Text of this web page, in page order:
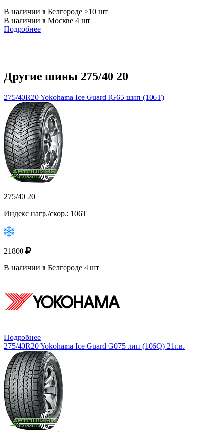
В наличии в Белгороде >10 шт
В наличии в Москве 4 шт
Подробнее
Другие шины 275/40 20
275/40R20 Yokohama Ice Guard IG65 шип (106T)
275/40 20
Индекс нагр./скор.: 106T
21800
В наличии в Белгороде 4 шт
Подробнее
275/40R20 Yokohama Ice Guard G075 лип (106Q) 21г.в.